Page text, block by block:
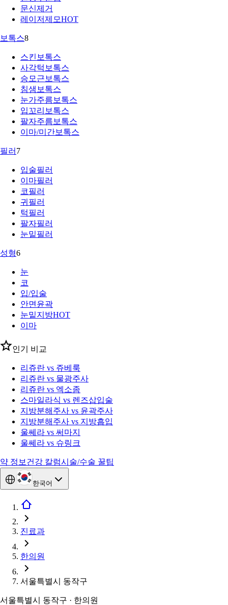
문신제거
레이저제모HOT
보톡스8
스킨보톡스
사각턱보톡스
승모근보톡스
침샘보톡스
눈가주름보톡스
입꼬리보톡스
팔자주름보톡스
이마/미간보톡스
필러 7
입술필러
이마필러
코필러
귀필러
턱필러
팔자필러
눈밑필러
성형6
눈
코
입/입술
안면윤곽
눈밑지방HOT
이마
인기 비교
리쥬란 vs 쥬베룩
리쥬란 vs 물광주사
리쥬란 vs 엑소좀
스마일라식 vs 렌즈삽입술
지방분해주사 vs 윤곽주사
지방분해주사 vs 지방흡입
울쎄라 vs 써마지
울쎄라 vs 슈링크
약 정보 건강 칼럼시술/수술 꿀팁
한국어
진료과
한의원
서울특별시 동작구
서울특별시 동작구 · 한의원